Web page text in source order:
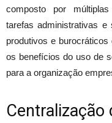
composto por
tarefas administrativas e
produtivos e
os benefícios do uso de
para a organização
Centralização